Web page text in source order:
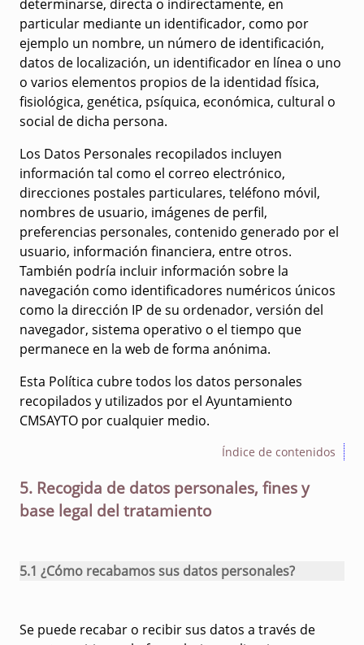
determinarse, directa o indirectamente, en
particular mediante un identificador, como por
ejemplo un nombre, un número de identificación,
datos de localización, un identificador en línea o uno
o varios elementos propios de la identidad física,
fisiológica, genética, psíquica, económica, cultural o
social de dicha persona.
Los Datos Personales recopilados incluyen
información tal como el correo electrónico,
direcciones postales particulares, teléfono móvil,
nombres de usuario, imágenes de perfil,
preferencias personales, contenido generado por el
usuario, información financiera, entre otros.
También podría incluir información sobre la
navegación como identificadores numéricos únicos
como la dirección IP de su ordenador, versión del
navegador, sistema operativo o el tiempo que
permanece en la web de forma anónima.
Esta Política cubre todos los datos personales
recopilados y utilizados por el Ayuntamiento
CMSAYTO por cualquier medio.
Índice de contenidos
5. Recogida de datos personales, fines y
base legal del tratamiento
5.1 ¿Cómo recabamos sus datos personales?
Se puede recabar o recibir sus datos a través de